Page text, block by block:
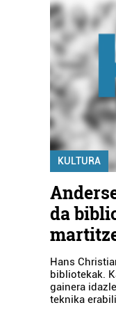
KULTURA
da
Hans
bibliotekak.
gainera
teknika